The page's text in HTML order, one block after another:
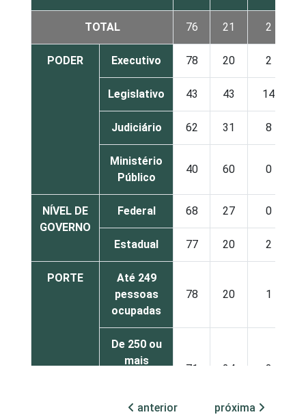
TOTAL 76 21 2
PODER Executivo 78 20 2
Legislativo 43 43 14
Judiciário 62 31 8
Ministério
Público
40 60 0
NÍVEL DE
GOVERNO
Federal 68 27 0
Estadual 77 20 2
PORTE
Até 249
pessoas
ocupadas
78 20 1
De 250 ou
mais
71 24 3
anterior próxima